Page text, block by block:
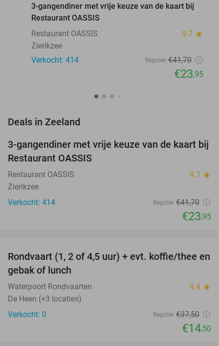
3-gangendiner met vrije keuze van de kaart bij
Restaurant OASSIS
Restaurant OASSIS
9.7 star
Zierikzee
Verkocht: 414
Regulier €41,70
€23,95
Deals in Zeeland
43%
3-gangendiner met vrije keuze van de kaart bij
Restaurant OASSIS
Restaurant OASSIS 9.7 star
Zierikzee
Verkocht: 414
Regulier €41,70
€23,95
61%
TODAY
Rondvaart (1, 2 of 4,5 uur) + evt. koffie/thee en
gebak of lunch
Waterpoort Rondvaarten 9.4 star
De Heen (+3 locaties)
Verkocht: 0
Regulier €37,50
€14,50